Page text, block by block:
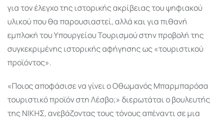
για τον έλεγχο της ιστορικής ακρίβειας του ψηφιακού
υλικού που θα παρουσιαστεί, αλλά και για πιθανή
εμπλοκή του Υπουργείου Τουρισμού στην προβολή της
συγκεκριμένης ιστορικής αφήγησης ως «τουριστικού
προϊόντος».
«Ποιος αποφάσισε να γίνει ο Οθωμανός Μπαρμπαρόσα
τουριστικό προϊόν στη Λέσβο;» διερωτάται ο βουλευτής
της ΝΙΚΗΣ, ανεβάζοντας τους τόνους απέναντι σε μια